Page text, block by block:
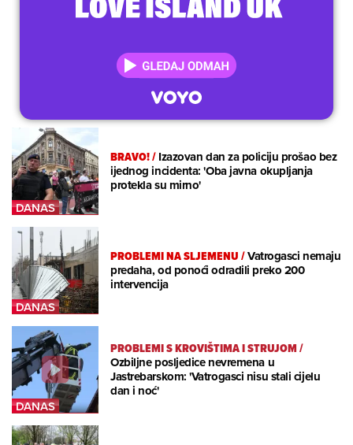
BRAVO!/Izazovan dan za policiju prošao bez
ijednog incidenta: 'Oba javna okupljanja
protekla su mirno'
PROBLEMI NA SLJEMENU/Vatrogasci nemaju
predaha, od ponoći odradili preko 200
intervencija
PROBLEMI S KROVIŠTIMA I STRUJOM/
Ozbiljne posljedice nevremena u
Jastrebarskom: 'Vatrogasci nisu stali cijelu
dan i noć'